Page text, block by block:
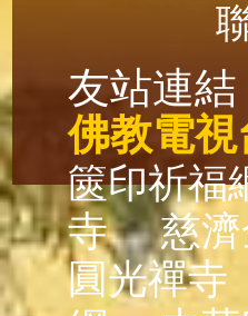
友站連結
佛教電視
篋印祈福
寺
慈
圓光禪寺